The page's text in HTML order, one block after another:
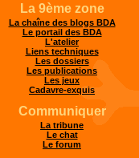
La 9ème zone
La chaîne des blogs BDA
Le portail des BDA
L'atelier
Liens techniques
Les dossiers
Les publications
Les jeux
Cadavre-exquis
Communiquer
La tribune
Le chat
Le forum